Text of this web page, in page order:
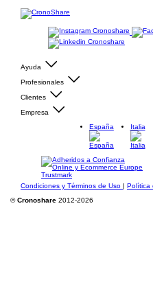
Ayuda
Profesionales
Clientes
Empresa
España
Italia
Condiciones y Términos de Uso | Política
©Cronoshare 2012-2026